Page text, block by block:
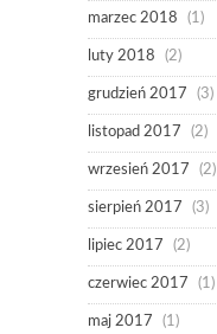
marzec 2018 (1)
luty 2018 (2)
grudzień 2017 (3)
listopad 2017 (2)
wrzesień 2017 (2)
sierpień 2017 (3)
lipiec 2017 (2)
czerwiec 2017 (1)
maj 2017 (1)